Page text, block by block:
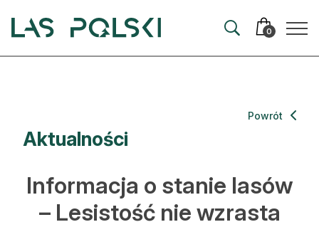
0
Artykuły
Hodowla lasu
Ochrona lasu
Aktualności
Powrót
Informacja o stanie lasów
– Lesistość nie wzrasta